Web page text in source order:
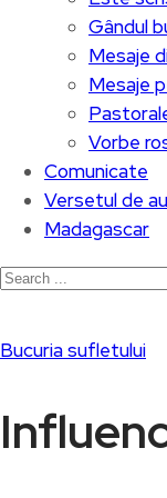
Gândul
Mesaje
Mesaje
Vorbe
Comunicate
Versetul de
Madagascar
Bucuria sufletului